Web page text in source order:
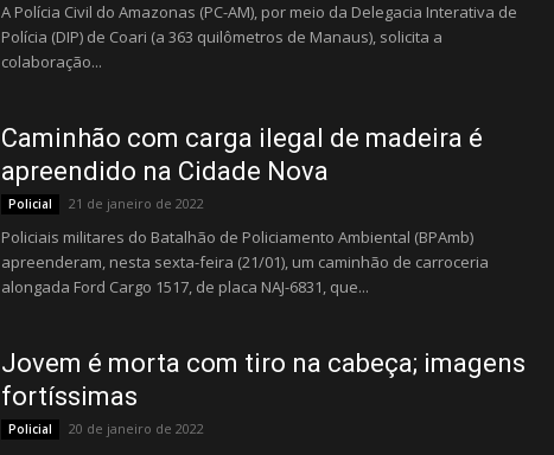
A Polícia Civil do Amazonas (PC-AM), por meio da Delegacia Interativa de
Polícia (DIP) de Coari (a 363 quilômetros de Manaus), solicita a
colaboração...
Caminhão com carga ilegal de madeira é
apreendido na Cidade Nova
Policial 21 de janeiro de 2022
Policiais militares do Batalhão de Policiamento Ambiental (BPAmb)
apreenderam, nesta sexta-feira (21/01), um caminhão de carroceria
alongada Ford Cargo 1517, de placa NAJ-6831, que...
Jovem é morta com tiro na cabeça; imagens
fortíssimas
Policial 20 de janeiro de 2022